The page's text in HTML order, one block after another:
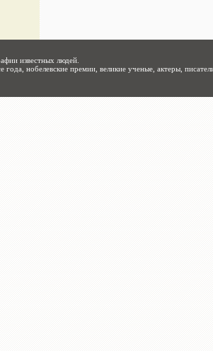
известных людей
года, нобелевские премии, великие ученые, актеры,